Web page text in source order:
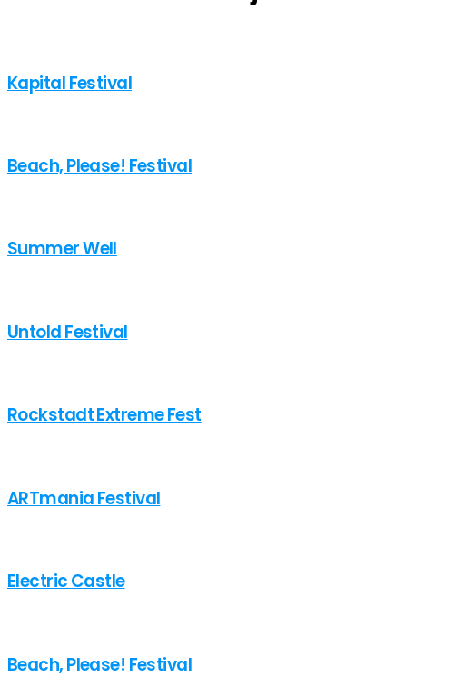
Kapital Festival
Beach, Please! Festival
Summer Well
Untold Festival
Rockstadt Extreme Fest
ARTmania Festival
Electric Castle
Beach, Please! Festival